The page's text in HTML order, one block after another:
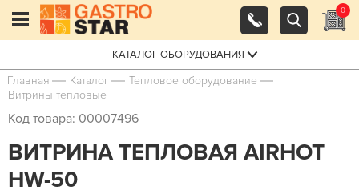
0
КАТАЛОГ ОБОРУДОВАНИЯ
Главная Каталог
Тепловое оборудование
Витрины тепловые
Код товара: 00007496
ВИТРИНА ТЕПЛОВАЯ AIRHOT
HW-50